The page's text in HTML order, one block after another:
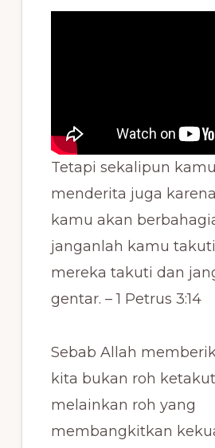
Tetapi sekalipun
menderita juga
kamu akan
janganlah kamu
mereka takuti dan
gentar. – 1 Petrus 3:14
Sebab Allah
kita bukan roh
melainkan roh yang
membangkitkan